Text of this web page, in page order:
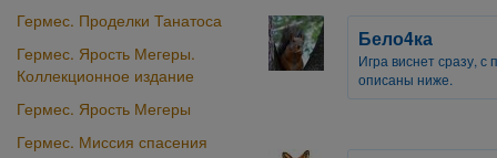
Гермес. Проделки Танатоса
Гермес. Ярость Мегеры.
Коллекционное издание
Гермес. Ярость Мегеры
Гермес. Миссия спасения
Бело4ка
Игра виснет сразу,
описаны ниже.